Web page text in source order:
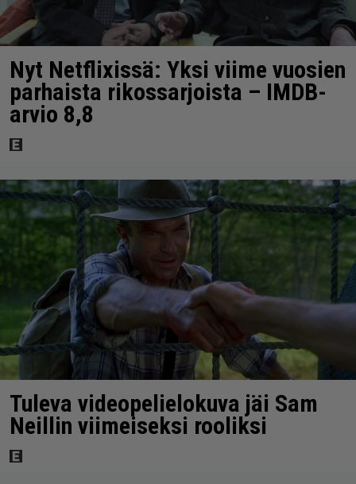
Nyt Netflixissä: Yksi viime vuosien
parhaista rikossarjoista – IMDB-
arvio 8,8
Tuleva videopelielokuva jäi Sam
Neillin viimeiseksi rooliksi